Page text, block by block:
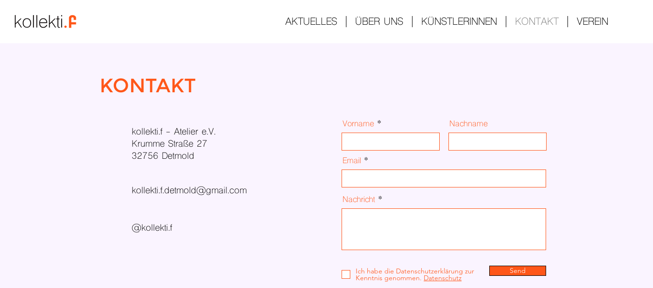
AKTUELLES ÜBER UNS KÜNSTLERINNEN KONTAKT VEREIN
KONTAKT
kollekti.f - Atelier e.V.
Krumme Straße 27
32756 Detmold
kollekti.f.detmold@gmail.com
@kollekti.f
Vorname Nachname
Email
Nachricht
Ich habe die Datenschutzerklärung zur
Kenntnis genommen. Datenschutz
Send